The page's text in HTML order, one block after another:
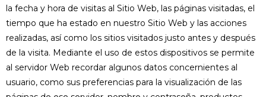
la fecha y hora de visitas al Sitio Web, las páginas visitadas, el
tiempo que ha estado en nuestro Sitio Web y las acciones
realizadas, así como los sitios visitados justo antes y después
de la visita. Mediante el uso de estos dispositivos se permite
al servidor Web recordar algunos datos concernientes al
usuario, como sus preferencias para la visualización de las